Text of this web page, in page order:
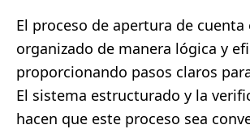
El proceso de apertura de cuenta
organizado de manera lógica y
proporcionando pasos claros
El sistema estructurado y la
hacen que este proceso sea